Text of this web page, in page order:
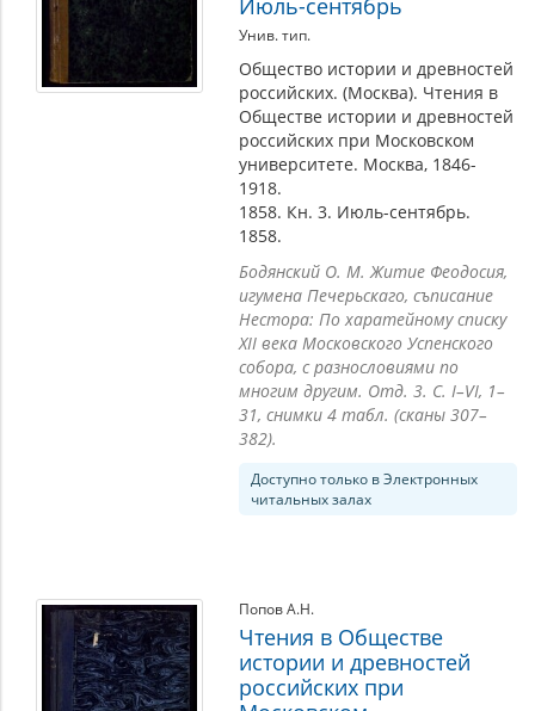
Июль-сентябрь
Унив. тип.
Общество истории и древностей
российских. (Москва). Чтения в
Обществе истории и древностей
российских при Московском
университете. Москва, 1846-
1918.
1858. Кн. 3. Июль-сентябрь.
1858.
Бодянский О. М. Житие Феодосия,
игумена Печерьскаго, съписание
Нестора: По харатейному списку
XII века Московского Успенского
собора, с разнословиями по
многим другим. Отд. 3. С. I–VI, 1–
31, снимки 4 табл. (сканы 307–
382).
Доступно только в Электронных
читальных залах
Попов А.Н.
Чтения в Обществе
истории и древностей
российских при